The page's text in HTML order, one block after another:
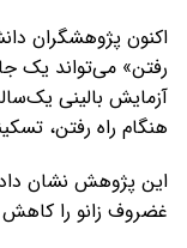
اکنون پژوهشگران
رفتن» می‌تواند یک
آزمایش بالینی
هنگام راه رفتن،
این پژوهش نشان
غضروف زانو را